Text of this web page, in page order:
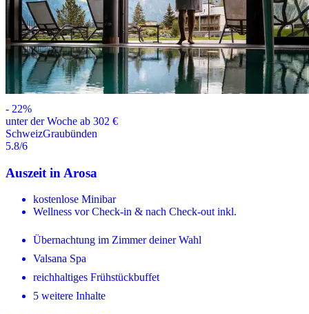
- 22%
unter der Woche ab 302 €
SchweizGraubünden
5.8/6
Auszeit in Arosa
kostenlose Minibar
Wellness vor Check-in & nach Check-out inkl.
Übernachtung im Zimmer deiner Wahl
Valsana Spa
reichhaltiges Frühstückbuffet
5 weitere Inhalte